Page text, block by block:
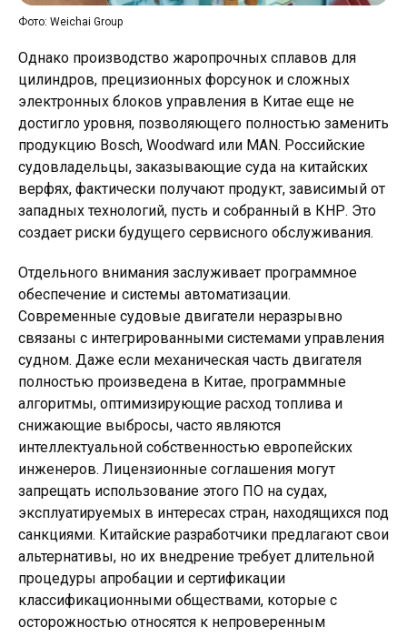
Фото: Weichai Group
Однако производство жаропрочных сплавов для
цилиндров, прецизионных форсунок и сложных
электронных блоков управления в Китае еще не
достигло уровня, позволяющего полностью заменить
продукцию Bosch, Woodward или MAN. Российские
судовладельцы, заказывающие суда на китайских
верфях, фактически получают продукт, зависимый от
западных технологий, пусть и собранный в КНР. Это
создает риски будущего сервисного обслуживания.
Отдельного внимания заслуживает программное
обеспечение и системы автоматизации.
Современные судовые двигатели неразрывно
связаны с интегрированными системами управления
судном. Даже если механическая часть двигателя
полностью произведена в Китае, программные
алгоритмы, оптимизирующие расход топлива и
снижающие выбросы, часто являются
интеллектуальной собственностью европейских
инженеров. Лицензионные соглашения могут
запрещать использование этого ПО на судах,
эксплуатируемых в интересах стран, находящихся под
санкциями. Китайские разработчики предлагают свои
альтернативы, но их внедрение требует длительной
процедуры апробации и сертификации
классификационными обществами, которые с
осторожностью относятся к непроверенным